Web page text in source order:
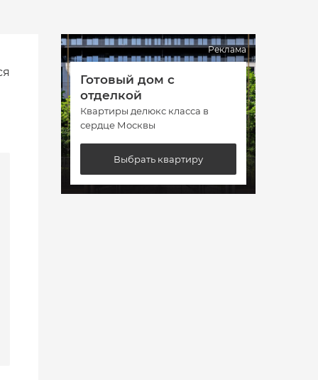
Реклама
Готовый дом с
отделкой
Квартиры делюкс класса в
сердце Москвы
Выбрать квартиру